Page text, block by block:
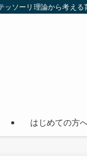
ソーリ理論から考える
はじめての方